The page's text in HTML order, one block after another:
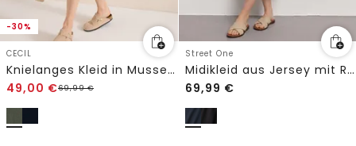
-30%
CECIL
Knielanges Kleid in Musselin-Qualität
49,00 €69,99€
Street One
Midikleid aus Jersey mit Rundhals
69,99 €